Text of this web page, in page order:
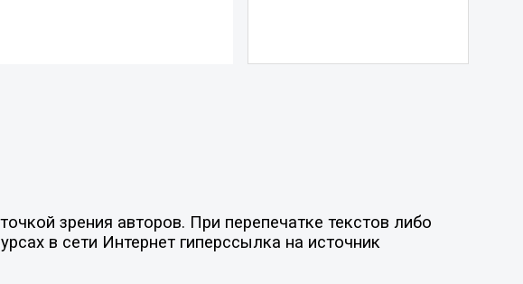
зрения авторов. При перепечатке текстов либо
в сети Интернет гиперссылка на источник